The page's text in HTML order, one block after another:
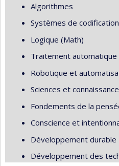
Algorithmes
Systèmes de
Logique (Math)
Traitement automatique
Robotique et
Sciences et
Fondements de la
Conscience et
Développement durable
Développement des